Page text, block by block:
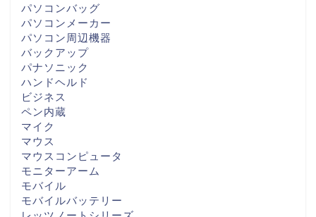
パソコンバッグ
パソコンメーカー
パソコン周辺機器
バックアップ
パナソニック
ハンドヘルド
ビジネス
ペン内蔵
マイク
マウス
マウスコンピュータ
モニターアーム
モバイル
モバイルバッテリー